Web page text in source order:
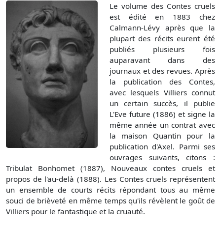
Le volume des Contes cruels
est édité en 1883 chez
Calmann-Lévy après que la
plupart des récits eurent été
publiés plusieurs fois
auparavant dans des
journaux et des revues. Après
la publication des Contes,
avec lesquels Villiers connut
un certain succès, il publie
L'Eve future (1886) et signe la
même année un contrat avec
la maison Quantin pour la
publication d'Axel. Parmi ses
ouvrages suivants, citons :
Tribulat Bonhomet (1887), Nouveaux contes cruels et
propos de l'au-delà (1888). Les Contes cruels représentent
un ensemble de courts récits répondant tous au même
souci de brièveté en même temps qu'ils révèlent le goût de
Villiers pour le fantastique et la cruauté.